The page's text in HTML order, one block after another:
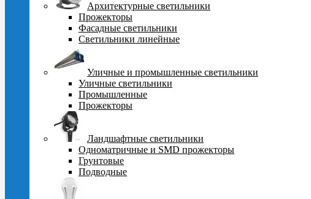
Архитектурные светильники
Прожекторы
Фасадные светильники
Светильники линейные
Уличные и промышленные светильники
Уличные светильники
Промышленные
Прожекторы
Ландшафтные светильники
Одноматричные и SMD прожекторы
Грунтовые
Подводные